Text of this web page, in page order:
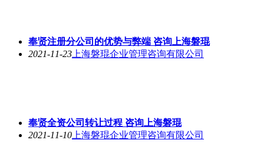
奉贤注册分公司的优势与弊端 咨询上海磐琨
2021-11-23 上海磐琨企业管理咨询有限公司
奉贤全资公司转让过程 咨询上海磐琨
2021-11-10 上海磐琨企业管理咨询有限公司